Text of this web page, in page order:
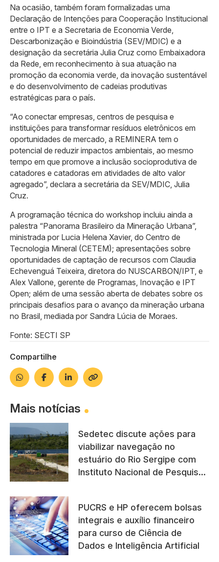
Na ocasião, também foram formalizadas uma
Declaração de Intenções para Cooperação Institucional
entre o IPT e a Secretaria de Economia Verde,
Descarbonização e Bioindústria (SEV/MDIC) e a
designação da secretária Julia Cruz como Embaixadora
da Rede, em reconhecimento à sua atuação na
promoção da economia verde, da inovação sustentável
e do desenvolvimento de cadeias produtivas
estratégicas para o país.
“Ao conectar empresas, centros de pesquisa e
instituições para transformar resíduos eletrônicos em
oportunidades de mercado, a REMINERA tem o
potencial de reduzir impactos ambientais, ao mesmo
tempo em que promove a inclusão socioprodutiva de
catadores e catadoras em atividades de alto valor
agregado”, declara a secretária da SEV/MDIC, Julia
Cruz.
A programação técnica do workshop incluiu ainda a
palestra “Panorama Brasileiro da Mineração Urbana”,
ministrada por Lucia Helena Xavier, do Centro de
Tecnologia Mineral (CETEM); apresentações sobre
oportunidades de captação de recursos com Claudia
Echevenguá Teixeira, diretora do NUSCARBON/IPT, e
Alex Vallone, gerente de Programas, Inovação e IPT
Open; além de uma sessão aberta de debates sobre os
principais desafios para o avanço da mineração urbana
no Brasil, mediada por Sandra Lúcia de Moraes.
Fonte: SECTI SP
Compartilhe
Mais notícias
Sedetec discute ações para
viabilizar navegação no
estuário do Rio Sergipe com
Instituto Nacional de Pesquisas
PUCRS e HP oferecem bolsas
integrais e auxílio financeiro
para curso de Ciência de
Dados e Inteligência Artificial